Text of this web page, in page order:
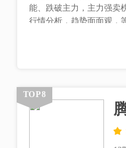
能、跌破主力，主力强卖
行情分析，趋势面面观，
TOP8